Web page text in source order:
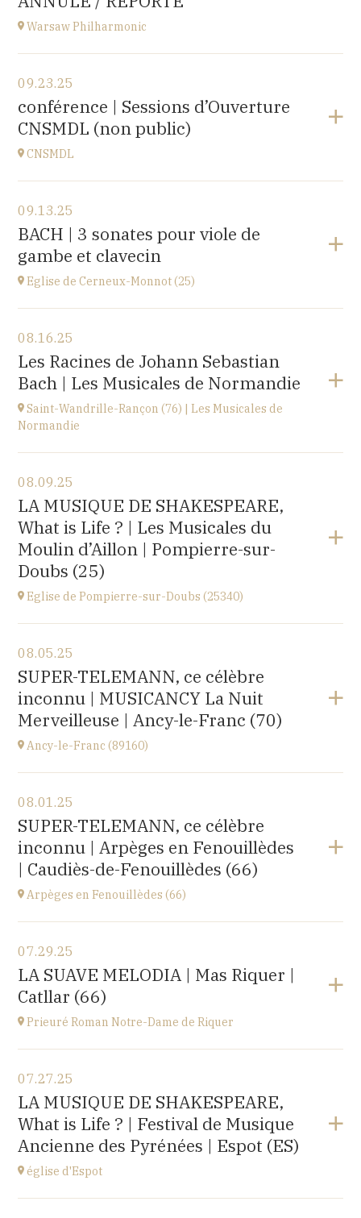
Warsaw Philharmonic
POLOGNE
at20H00
Buy your tickets
09.23.25
conférence | Sessions d’Ouverture
CNSMDL (non public)
CNSMDL
CNSMD | Conservatoire National Supérieur Musique
et Danse de Lyon
3 quai Chauveau, 69009 LYON
at
09.13.25
BACH | 3 sonates pour viole de
gambe et clavecin
Eglise de Cerneux-Monnot (25)
Eglise de Cerneux-Monnot (25)
lieu dit Les Cerneux-Monnots, 25210 Bonnétage
at20H00
08.16.25
Les Racines de Johann Sebastian
Bach | Les Musicales de Normandie
Saint-Wandrille-Rançon (76) | Les Musicales de
Normandie
Église Saint-Michel,
2 rue Saint-Jacques, Saint-Wandrille-Rançon
(76490)
at17H
Buy your tickets
08.09.25
LA MUSIQUE DE SHAKESPEARE,
What is Life ? | Les Musicales du
Moulin d’Aillon | Pompierre-sur-
Doubs (25)
Eglise de Pompierre-sur-Doubs (25340)
Eglise de Pompierre-sur-Doubs (25340)
3 chemin de l'église
at20H00
08.05.25
SUPER-TELEMANN, ce célèbre
inconnu | MUSICANCY La Nuit
Merveilleuse | Ancy-le-Franc (70)
Ancy-le-Franc (89160)
Ancy-le-Franc (89160)
Le Château d’Ancy-le-Franc, 18 Place Clermont-
Tonnerre, 89160 Ancy-le-Franc
at20H00
08.01.25
SUPER-TELEMANN, ce célèbre
inconnu | Arpèges en Fenouillèdes
| Caudiès-de-Fenouillèdes (66)
Arpèges en Fenouillèdes (66)
Estivales
at18H00
Buy your tickets
07.29.25
LA SUAVE MELODIA | Mas Riquer |
Catllar (66)
Prieuré Roman Notre-Dame de Riquer
Mas Riquer, Catllar (66500)
at21H00
07.27.25
LA MUSIQUE DE SHAKESPEARE,
What is Life ? | Festival de Musique
Ancienne des Pyrénées | Espot (ES)
église d'Espot